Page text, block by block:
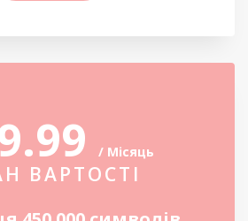
/ Місяць
ВАРТОСТІ